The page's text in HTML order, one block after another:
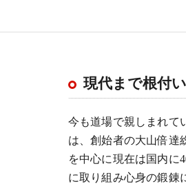
現代まで根付
今も道場で親しまれて
は、創始者の大山倍達
を中心に現在は国内に
に取り組み心身の鍛錬